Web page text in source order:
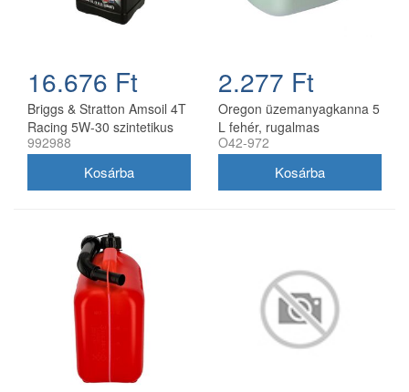
16.676 Ft
Briggs & Stratton Amsoil 4T
Racing 5W-30 szintetikus
motorolaj 0,95 l
992988
2.277 Ft
Oregon üzemanyagkanna 5
L fehér, rugalmas
kifolyócsővel
O42-972